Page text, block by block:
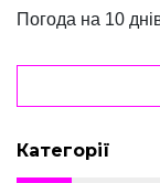
Погода на 10
Категорії